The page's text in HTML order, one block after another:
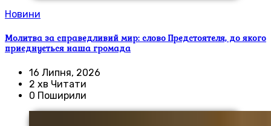
Новини
Молитва за справедливий мир: слово Предстоятеля, до якого
приєднується наша громада
16 Липня, 2026
2 хв Читати
0 Поширили